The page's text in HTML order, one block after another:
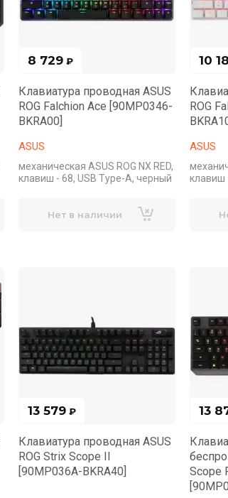
8 729 ₽
Клавиатура проводная ASUS
ROG Falchion Ace [90MP0346-
BKRA00]
ASUS
механическая ASUS ROG NX RED,
клавиш - 68, USB Type-A, черный
Нет в наличии
10
ROG
ASUS
клавиш
13 579 ₽
Клавиатура проводная ASUS
ROG Strix Scope II
[90MP036A-BKRA40]
13
Scope